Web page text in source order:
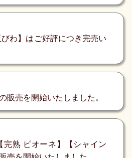
びわ】はご好評につき完売い
販売を開始いたしました。
完熟 ピオーネ】【シャイン